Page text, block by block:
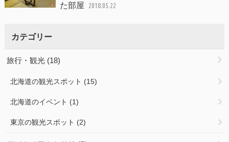
た部屋
2018.05.22
カテゴリー
旅行・観光 (18)
北海道の観光スポット (15)
北海道のイベント (1)
東京の観光スポット (2)